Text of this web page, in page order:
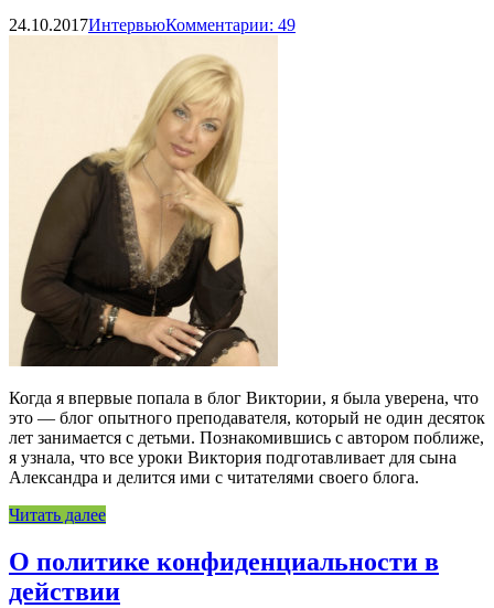
24.10.2017ИнтервьюКомментарии: 49
Когда я впервые попала в блог Виктории, я была уверена, что
это — блог опытного преподавателя, который не один десяток
лет занимается с детьми. Познакомившись с автором поближе,
я узнала, что все уроки Виктория подготавливает для сына
Александра и делится ими с читателями своего блога.
Читать далее
О политике конфиденциальности в
действии